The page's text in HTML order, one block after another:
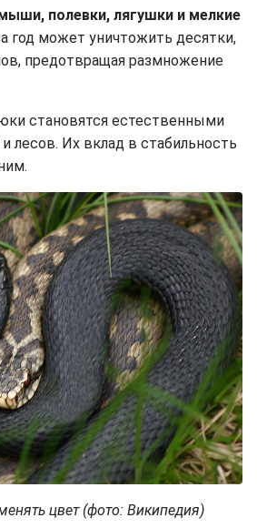
полевки, лягушки и мелкие
год может уничтожить десятки,
предотвращая размножение
становятся естественными
лесов. Их вклад в стабильность
цвет (фото: Википедия)